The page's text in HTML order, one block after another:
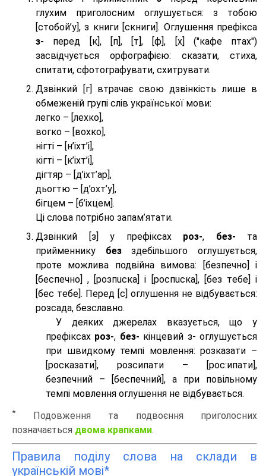
глухим приголосним оглушується: з тобою
[стобой’у], з книги [скниги]. Оглушення префікса
з- перед [к], [п], [т], [ф], [х] ("кафе птах")
засвідчується орфографією: сказати, стиха,
спитати, сфотографувати, схитрувати.
Дзвінкий [г] втрачає свою дзвінкість лише в
обмеженій групі слів української мови:
легко – [лехко],
вогко – [вохко],
нігті – [н’іхт’і],
кігті – [к’іхт’і],
дігтяр – [д’іхт’ар],
дьогтю – [д’охт’у],
бігцем – [б’іхцем].
Ці слова потрібно запам’ятати.
Дзвінкий [з] у префіксах роз-, без- та
прийменнику безздебільшого оглушується,
проте можлива подвійна вимова: [безпeчно] і
[беспeчно] , [розпuска] і [роспuска], [без тeбе] і
[бес тeбе]. Перед [с] оглушення не відбувається:
розсада, безславно.
У деяких джерелах вказується, що у
префіксах роз-, без- кінцевий з- оглушується
при швидкому темпі мовлення: розказати –
[росказати], розсипати – [роc:ипати],
безпечний – [беспечний], а при повільному
темпі мовлення оглушення не відбувається.
*
Подовження та подвоєння приголосних
позначається двома крапками.
Правила поділу слова на склади в
українській мові*